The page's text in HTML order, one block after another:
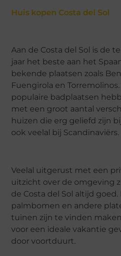
Huis kopen Costa del Sol
Aan de Costa del Sol is de
jaar het beste aan het
bekende plaatsen zoals
Fuengirola en
populaire badplaatsen
met een groot aantal
huizen die erg geliefd zijn
ook veelal bij Scandinaviërs.
Veelal uitgerust met een
uitzicht over de omgeving
de Costa del Sol altijd
palmbomen en andere
tuinen zijn te vinden
voor een ideale vakantie
door voortduurt.